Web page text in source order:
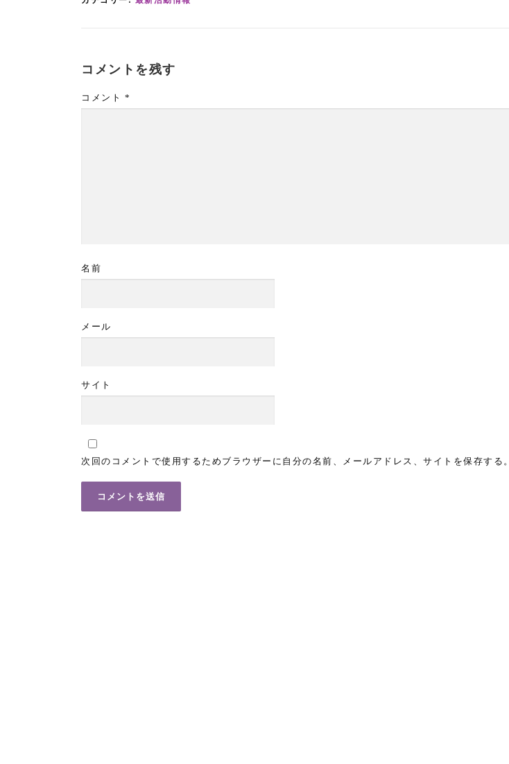
コメントを残す
コメント *
名前
メール
サイト
次回のコメントで使用するためブラウザーに自分の名前、メールアドレス、サイトを保存する。